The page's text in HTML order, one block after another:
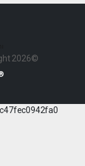
2026©